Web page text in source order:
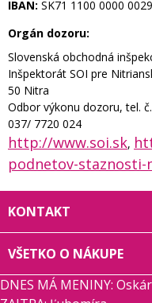
IBAN: SK71 1100 0000
Orgán dozoru:
Slovenská obchodná
Inšpektorát SOI pre
50 Nitra
Odbor výkonu dozoru, tel.
037/ 7720 024
http://www.soi.sk,
podnetov-staznosti-
KONTAKT
VŠETKO O NÁKUPE
DNES MÁ MENINY: Oskár